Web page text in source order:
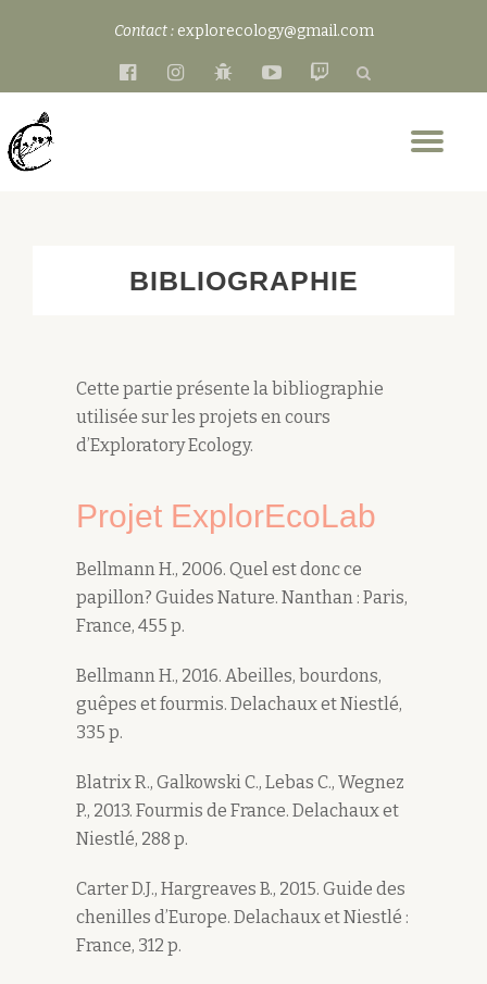
contenu
Contact : explorecology@gmail.com
fa-
fa-
fa-
fa-
fa-
BIBLIOGRAPHIE
Cette partie présente la bibliographie
utilisée sur les projets en cours
d’Exploratory Ecology.
Projet ExplorEcoLab
Bellmann H., 2006. Quel est donc ce
papillon? Guides Nature. Nanthan : Paris,
France, 455 p.
Bellmann H., 2016. Abeilles, bourdons,
guêpes et fourmis. Delachaux et Niestlé,
335 p.
Blatrix R., Galkowski C., Lebas C., Wegnez
P., 2013. Fourmis de France. Delachaux et
Niestlé, 288 p.
Carter D.J., Hargreaves B., 2015. Guide des
chenilles d’Europe. Delachaux et Niestlé :
France, 312 p.